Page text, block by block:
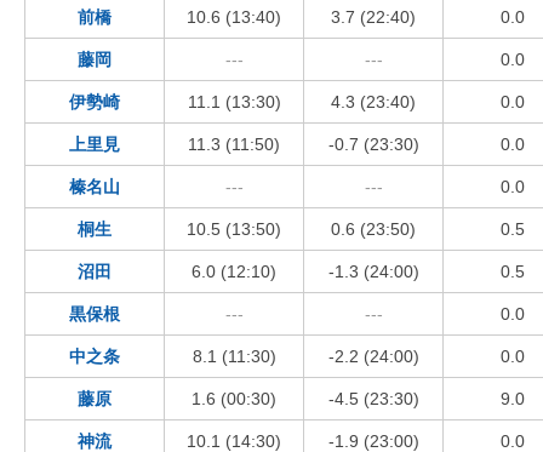
前橋 10.6 (13:40) 3.7 (22:40) 0.0
藤岡 --- --- 0.0
伊勢崎 11.1 (13:30) 4.3 (23:40) 0.0
上里見 11.3 (11:50) -0.7 (23:30) 0.0
榛名山 --- --- 0.0
桐生 10.5 (13:50) 0.6 (23:50) 0.5
沼田 6.0 (12:10) -1.3 (24:00) 0.5
黒保根 --- --- 0.0
中之条 8.1 (11:30) -2.2 (24:00) 0.0
藤原 1.6 (00:30) -4.5 (23:30) 9.0
神流 10.1 (14:30) -1.9 (23:00) 0.0